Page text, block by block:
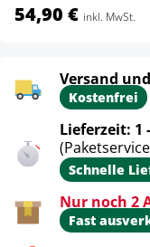
54,90 € inkl. MwSt.
Versand
Kostenfrei
Lieferzeit: 1
Schnelle
Nur noch 2
Fast